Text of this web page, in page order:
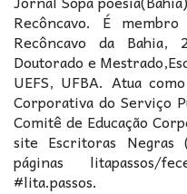
Recôncavo. É
Recôncavo da Bahia,
Doutorado e
UEFS, UFBA. Atua
Corporativa do Serviço
Comitê de Educação
site Escritoras Negras
páginas litapassos/
#lita.passos.